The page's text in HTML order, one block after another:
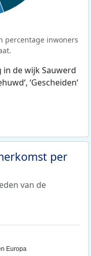
percentage inwoners
de wijk Sauwerd
‘Gescheiden‘
per
van de
Europa